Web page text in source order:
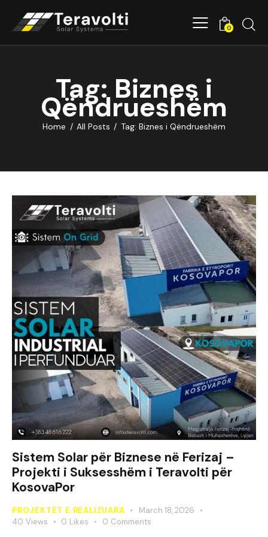
0
Tag: Biznes i
Qëndrueshëm
Home All Posts Tag: Biznes i Qëndrueshëm
Sistem Solar për Biznese në Ferizaj –
Projekti i Suksesshëm i Teravolti për
KosovaPor
PROJEKTET E REALIZUARA
March 18, 2026
40 Views 0 Likes 0 Comments